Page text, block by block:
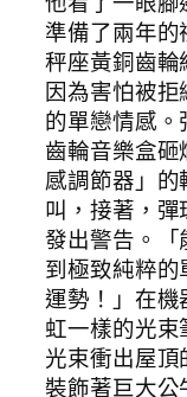
準備了兩年
秤座黃銅齒輪
因為害怕被
的單戀情感
齒輪音樂盒
感調節器」
叫，接著，彈
發出警告。「
到極致純粹
運勢！」在
虹一樣的光
光束衝出屋頂
裝飾著巨大